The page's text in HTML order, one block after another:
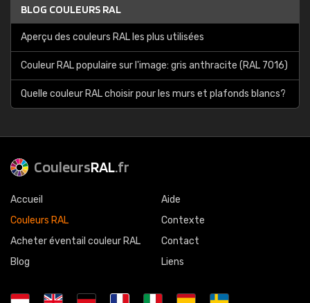
BLOG COULEURS RAL
Aperçu des couleurs RAL les plus utilisées
Couleur RAL populaire sur l'image: gris anthracite (RAL 7016)
Quelle couleur RAL choisir pour les murs et plafonds blancs?
CouleursRAL.fr
Accueil
Couleurs RAL
Acheter éventail couleur RAL
Blog
Aide
Contexte
Contact
Liens